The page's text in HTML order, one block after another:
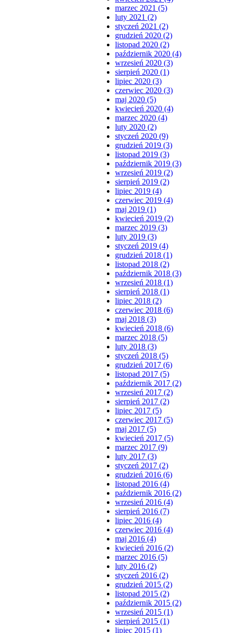
marzec 2021 (5)
luty 2021 (2)
styczeń 2021 (2)
grudzień 2020 (2)
listopad 2020 (2)
październik 2020 (4)
wrzesień 2020 (3)
sierpień 2020 (1)
lipiec 2020 (3)
czerwiec 2020 (3)
maj 2020 (5)
kwiecień 2020 (4)
marzec 2020 (4)
luty 2020 (2)
styczeń 2020 (9)
grudzień 2019 (3)
listopad 2019 (3)
październik 2019 (3)
wrzesień 2019 (2)
sierpień 2019 (2)
lipiec 2019 (4)
czerwiec 2019 (4)
maj 2019 (1)
kwiecień 2019 (2)
marzec 2019 (3)
luty 2019 (3)
styczeń 2019 (4)
grudzień 2018 (1)
listopad 2018 (2)
październik 2018 (3)
wrzesień 2018 (1)
sierpień 2018 (1)
lipiec 2018 (2)
czerwiec 2018 (6)
maj 2018 (3)
kwiecień 2018 (6)
marzec 2018 (5)
luty 2018 (3)
styczeń 2018 (5)
grudzień 2017 (6)
listopad 2017 (5)
październik 2017 (2)
wrzesień 2017 (2)
sierpień 2017 (2)
lipiec 2017 (5)
czerwiec 2017 (5)
maj 2017 (5)
kwiecień 2017 (5)
marzec 2017 (9)
luty 2017 (3)
styczeń 2017 (2)
grudzień 2016 (6)
listopad 2016 (4)
październik 2016 (2)
wrzesień 2016 (4)
sierpień 2016 (7)
lipiec 2016 (4)
czerwiec 2016 (4)
maj 2016 (4)
kwiecień 2016 (2)
marzec 2016 (5)
luty 2016 (2)
styczeń 2016 (2)
grudzień 2015 (2)
listopad 2015 (2)
październik 2015 (2)
wrzesień 2015 (1)
sierpień 2015 (1)
lipiec 2015 (1)